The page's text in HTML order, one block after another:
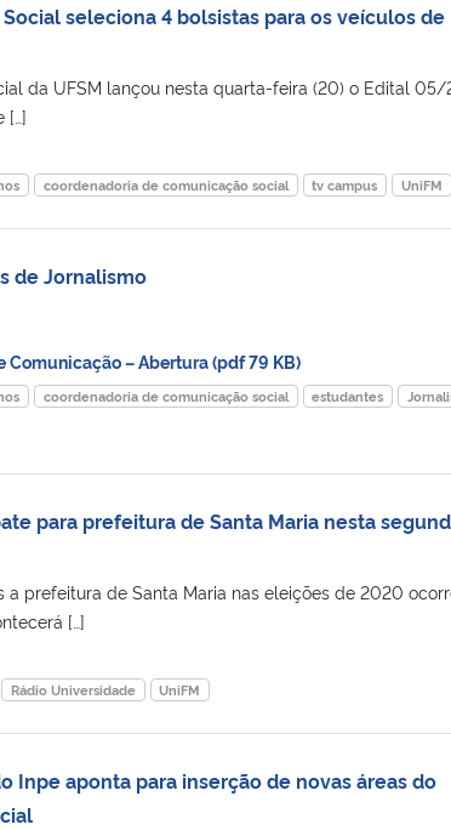
seleciona 4 bolsistas para os veículos de
da UFSM lançou nesta quarta-feira (20) o Edital 05/
[…]
coordenadoria de comunicação social tv campus UniFM
de Jornalismo
– Abertura (pdf 79 KB)
coordenadoria de comunicação social estudantes
para prefeitura de Santa Maria nesta
prefeitura de Santa Maria nas eleições de 2020
[…]
Rádio Universidade UniFM
Inpe aponta para inserção de novas áreas do